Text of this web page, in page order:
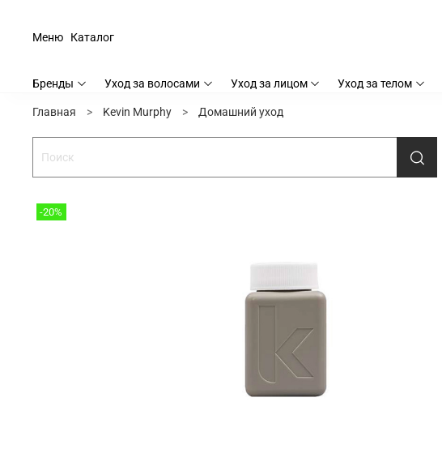
Каталог
Меню
Бренды Уход за волосами Уход за лицом Уход за телом
Главная Kevin Murphy Домашний уход
-20%